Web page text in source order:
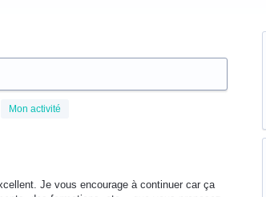
Mon activité
Je vous encourage à continuer car ça